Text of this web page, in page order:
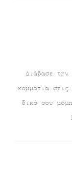
Διάβασε
κομμάτια
δικό σου